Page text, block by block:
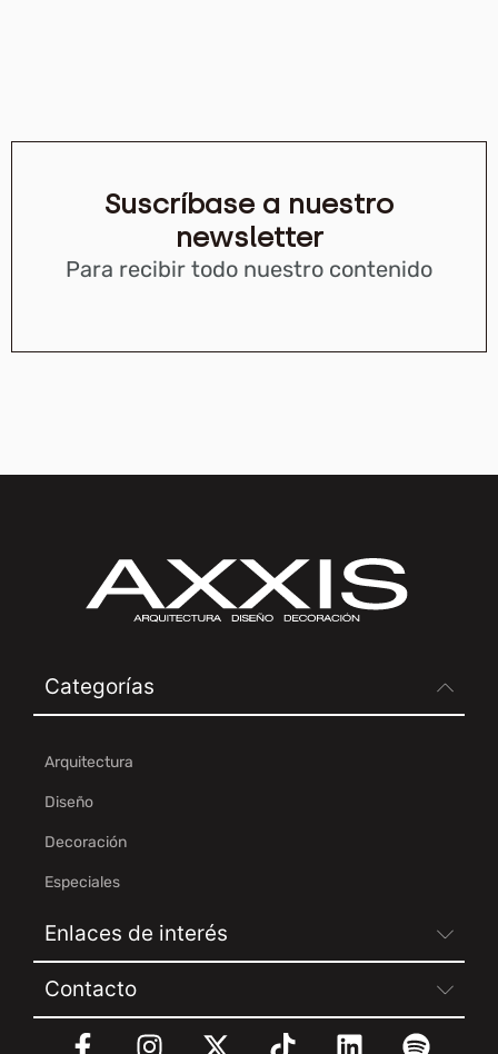
Suscríbase a nuestro
newsletter
Para recibir todo nuestro contenido
Categorías
Arquitectura
Diseño
Decoración
Especiales
Enlaces de interés
Contacto